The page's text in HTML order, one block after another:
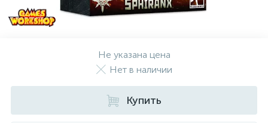
Не указана цена
Нет в наличии
Купить